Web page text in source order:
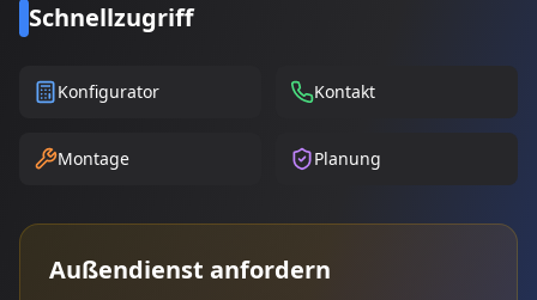
Schnellzugriff
Konfigurator Kontakt
Montage Planung
Außendienst anfordern